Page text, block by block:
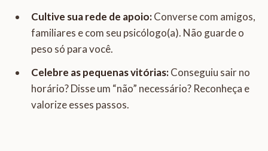
Cultive sua rede de apoio:Converse com amigos,
familiares e com seu psicólogo(a). Não guarde o
peso só para você.
Celebre as pequenas vitórias:Conseguiu sair no
horário? Disse um “não” necessário? Reconheça e
valorize esses passos.